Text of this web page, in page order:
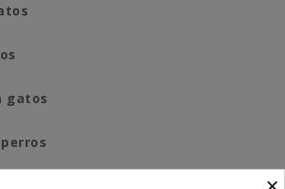
gatos